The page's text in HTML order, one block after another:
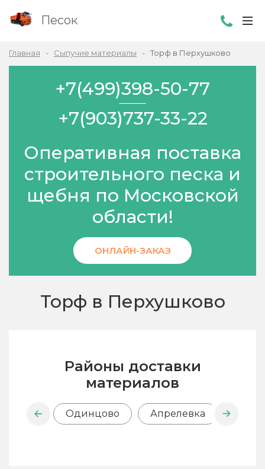
Песок
Главная Сыпучие материалы Торф в Перхушково
+7(499)398-50-77
+7(903)737-33-22
Оперативная поставка
строительного песка и
щебня по Московской
области!
ОНЛАЙН-ЗАКАЗ
Торф в Перхушково
Районы доставки
материалов
Одинцово Апрелевка